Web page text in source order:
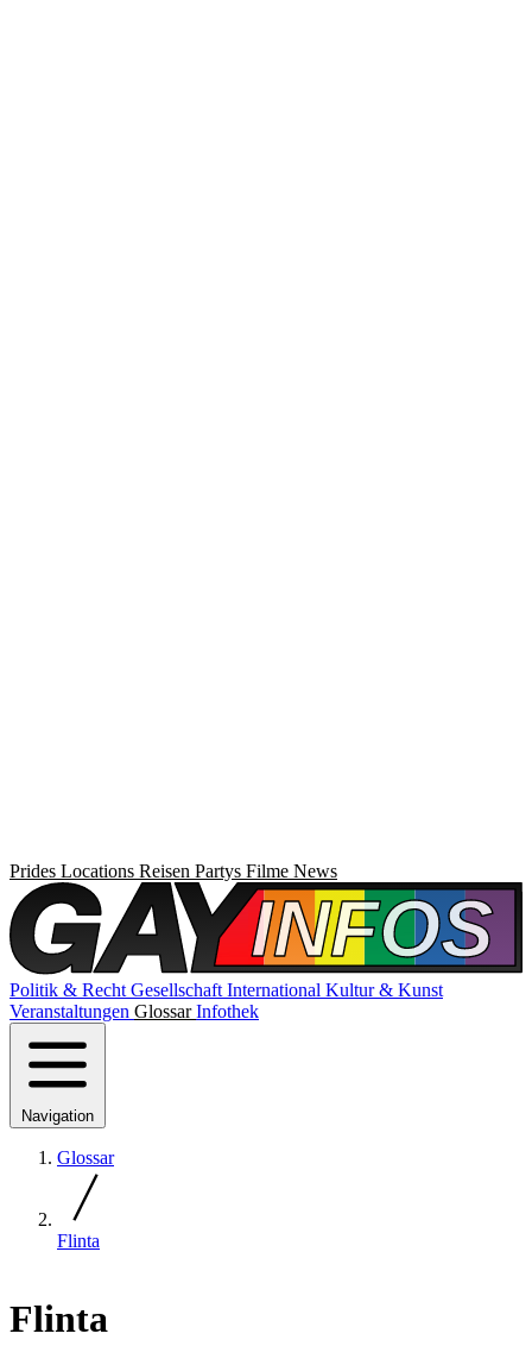
Prides Locations Reisen Partys Filme News
Politik & Recht Gesellschaft International Kultur & Kunst
Veranstaltungen GlossarInfothek
Navigation
Glossar
Flinta
Flinta